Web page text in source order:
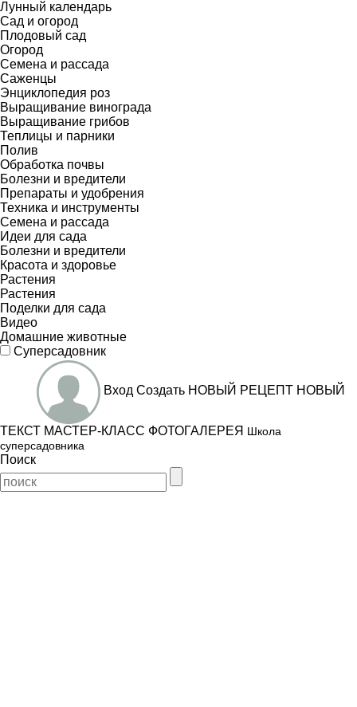
Лунный календарь
Сад и огород
Плодовый сад
Огород
Семена и рассада
Саженцы
Энциклопедия роз
Выращивание винограда
Выращивание грибов
Теплицы и парники
Полив
Обработка почвы
Болезни и вредители
Препараты и удобрения
Техника и инструменты
Семена и рассада
Идеи для сада
Болезни и вредители
Красота и здоровье
Растения
Растения
Поделки для сада
Видео
Домашние животные
Суперсадовник
Вход Создать НОВЫЙ РЕЦЕПТ НОВЫЙ
ТЕКСТ МАСТЕР-КЛАСС ФОТОГАЛЕРЕЯ Школа
суперсадовника
Поиск